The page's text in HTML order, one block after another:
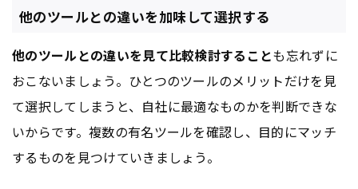
他のツールとの違いを加味して選択する
他のツールとの違いを見て比較検討することも忘れずに
おこないましょう。ひとつのツールのメリットだけを見
て選択してしまうと、自社に最適なものかを判断できな
いからです。複数の有名ツールを確認し、目的にマッチ
するものを見つけていきましょう。